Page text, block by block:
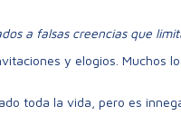
a falsas creencias que
y elogios. Muchos
toda la vida, pero es